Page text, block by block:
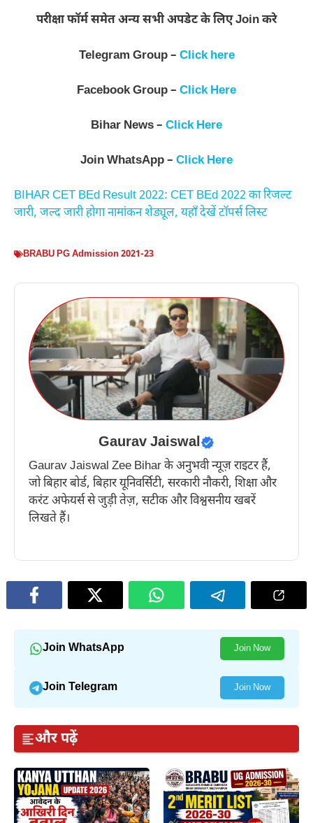
परीक्षा फॉर्म समेत अन्य सभी अपडेट के लिए Join करे
Telegram Group – Click here
Facebook Group – Click Here
Bihar News – Click Here
Join WhatsApp – Click Here
BIHAR CET BEd Result 2022: CET BEd 2022 का रिजल्ट
जारी, जल्द जारी होगा नामांकन शेड्यूल, यहाँ देखें टॉपर्स लिस्ट
BRABU PG Admission 2021-23
Gaurav Jaiswal
Gaurav Jaiswal Zee Bihar के अनुभवी न्यूज़ राइटर हैं,
जो बिहार बोर्ड, बिहार यूनिवर्सिटी, सरकारी नौकरी, शिक्षा और
करंट अफेयर्स से जुड़ी तेज़, सटीक और विश्वसनीय खबरें
लिखते हैं।
Join WhatsApp Join Now
Join Telegram Join Now
और पढ़ें